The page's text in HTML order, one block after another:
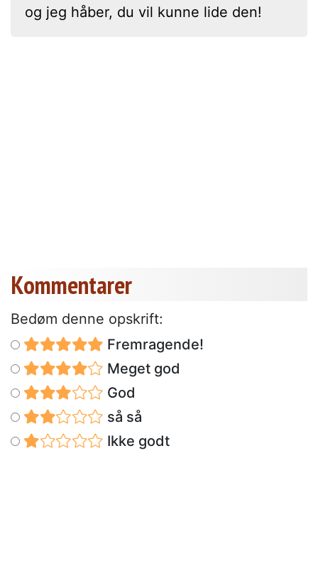
og jeg håber, du vil kunne lide den!
Kommentarer
Bedøm denne opskrift:
Fremragende!
Meget god
God
så så
Ikke godt